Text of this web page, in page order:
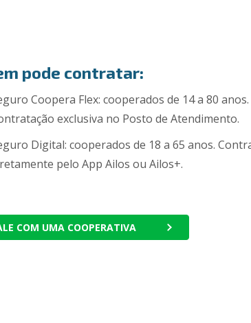
pode contratar:
Coopera Flex: cooperados de 14 a 80 anos.
exclusiva no Posto de Atendimento.
Digital: cooperados de 18 a 65 anos.
pelo App Ailos ou Ailos+.
COM UMA COOPERATIVA